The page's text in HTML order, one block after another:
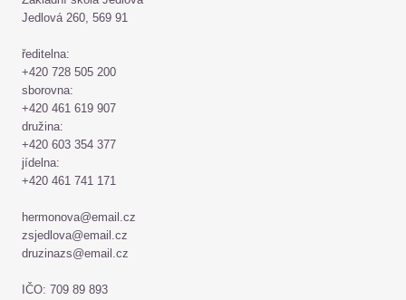
Jedlová 260, 569 91
ředitelna:
+420 728 505 200
sborovna:
+420 461 619 907
družina:
+420 603 354 377
jídelna:
+420 461 741 171
hermonova@email.cz
zsjedlova@email.cz
druzinazs@email.cz
IČO: 709 89 893